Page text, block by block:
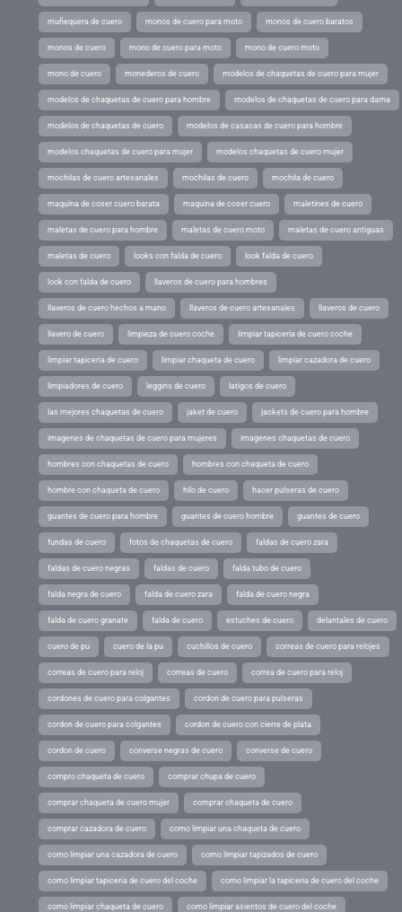
muñequera de cuero monos de cuero para moto monos de cuero baratos
monos de cuero mono de cuero para moto mono de cuero moto
mono de cuero monederos de cuero modelos de chaquetas de cuero para mujer
modelos de chaquetas de cuero para hombre modelos de chaquetas de cuero para dama
modelos de chaquetas de cuero modelos de casacas de cuero para hombre
modelos chaquetas de cuero para mujer modelos chaquetas de cuero mujer
mochilas de cuero artesanales mochilas de cuero mochila de cuero
maquina de coser cuero barata maquina de coser cuero maletines de cuero
maletas de cuero para hombre maletas de cuero moto maletas de cuero antiguas
maletas de cuero looks con falda de cuero look falda de cuero
look con falda de cuero llaveros de cuero para hombres
llaveros de cuero hechos a mano llaveros de cuero artesanales llaveros de cuero
llavero de cuero limpieza de cuero coche limpiar tapiceria de cuero coche
limpiar tapiceria de cuero limpiar chaqueta de cuero limpiar cazadora de cuero
limpiadores de cuero leggins de cuero latigos de cuero
las mejores chaquetas de cuero jaket de cuero jackets de cuero para hombre
imagenes de chaquetas de cuero para mujeres imagenes chaquetas de cuero
hombres con chaquetas de cuero hombres con chaqueta de cuero
hombre con chaqueta de cuero hilo de cuero hacer pulseras de cuero
guantes de cuero para hombre guantes de cuero hombre guantes de cuero
fundas de cuero fotos de chaquetas de cuero faldas de cuero zara
faldas de cuero negras faldas de cuero falda tubo de cuero
falda negra de cuero falda de cuero zara falda de cuero negra
falda de cuero granate falda de cuero estuches de cuero delantales de cuero
cuero de pu cuero de la pu cuchillos de cuero correas de cuero para relojes
correas de cuero para reloj correas de cuero correa de cuero para reloj
cordones de cuero para colgantes cordon de cuero para pulseras
cordon de cuero para colgantes cordon de cuero con cierre de plata
cordon de cuero converse negras de cuero converse de cuero
compro chaqueta de cuero comprar chupa de cuero
comprar chaqueta de cuero mujer comprar chaqueta de cuero
comprar cazadora de cuero como limpiar una chaqueta de cuero
como limpiar una cazadora de cuero como limpiar tapizados de cuero
como limpiar tapiceria de cuero del coche como limpiar la tapiceria de cuero del coche
como limpiar chaqueta de cuero como limpiar asientos de cuero del coche